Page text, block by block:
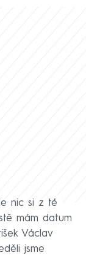
nic si z té
mám datum
Václav
jsme